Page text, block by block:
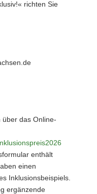
richten Sie
über das Online-
enthält
einen
Inklusionsbeispiels.
ergänzende